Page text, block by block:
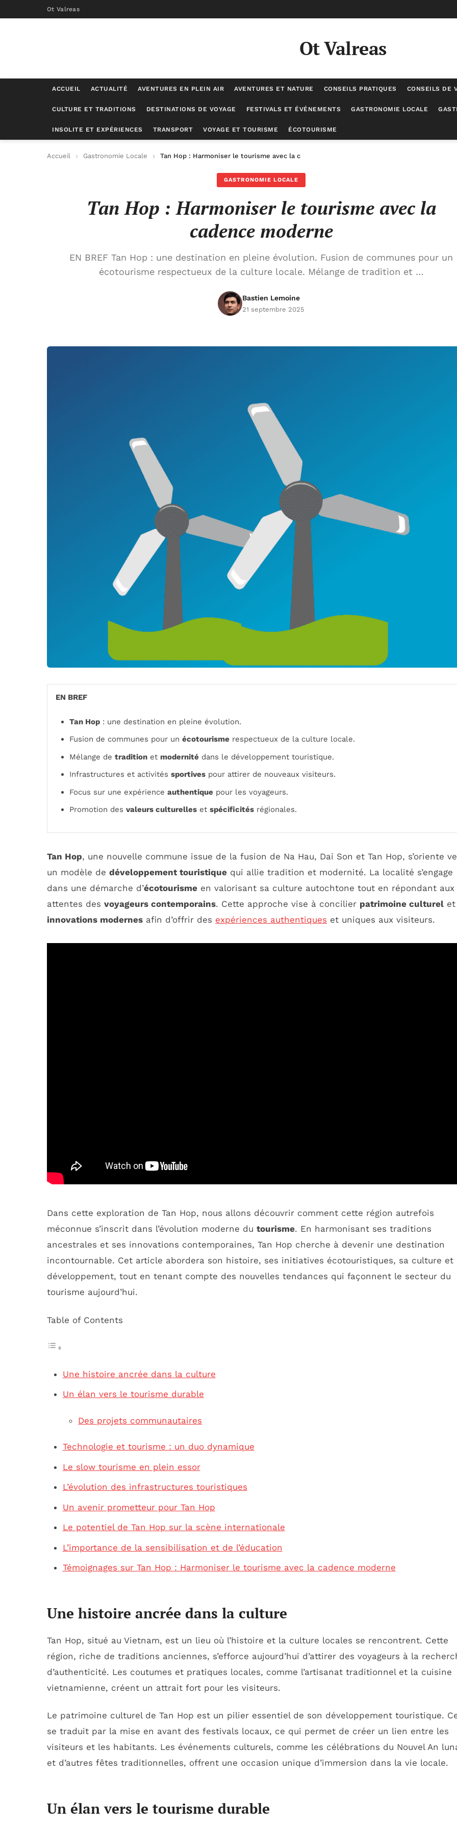
Ot Valreas
Ot Valreas
ACCUEIL ACTUALITÉ AVENTURES EN PLEIN AIR AVENTURES ET NATURE CONSEILS PRATIQUES CONSEILS DE
CULTURE ET TRADITIONS DESTINATIONS DE VOYAGE FESTIVALS ET ÉVÉNEMENTS GASTRONOMIE LOCALE
INSOLITE ET EXPÉRIENCES TRANSPORT VOYAGE ET TOURISME ÉCOTOURISME
Accueil Gastronomie Locale Tan Hop : Harmoniser le tourisme avec la cadence moderne
GASTRONOMIE LOCALE
Tan Hop : Harmoniser le tourisme avec la
cadence moderne
EN BREF Tan Hop : une destination en pleine évolution. Fusion de communes pour un
écotourisme respectueux de la culture locale. Mélange de tradition et …
Bastien Lemoine
21 septembre 2025
EN BREF
Tan Hop : une destination en pleine évolution.
Fusion de communes pour un écotourisme respectueux de la culture locale.
Mélange de tradition et modernité dans le développement touristique.
Infrastructures et activités sportives pour attirer de nouveaux visiteurs.
Focus sur une expérience authentique pour les voyageurs.
Promotion des valeurs culturelles et spécificités régionales.
Tan Hop, une nouvelle commune issue de la fusion de Na Hau, Dai Son et Tan Hop, s’oriente
un modèle de développement touristique qui allie tradition et modernité. La localité s’engage
dans une démarche d’écotourisme en valorisant sa culture autochtone tout en répondant aux
attentes des voyageurs contemporains. Cette approche vise à concilier patrimoine culturel et
innovations modernes afin d’offrir des expériences authentiques et uniques aux visiteurs.
Dans cette exploration de Tan Hop, nous allons découvrir comment cette région autrefois
méconnue s’inscrit dans l’évolution moderne du tourisme. En harmonisant ses traditions
ancestrales et ses innovations contemporaines, Tan Hop cherche à devenir une destination
incontournable. Cet article abordera son histoire, ses initiatives écotouristiques, sa culture et
développement, tout en tenant compte des nouvelles tendances qui façonnent le secteur du
tourisme aujourd’hui.
Table of Contents
Une histoire ancrée dans la culture
Un élan vers le tourisme durable
Des projets communautaires
Technologie et tourisme : un duo dynamique
Le slow tourisme en plein essor
L’évolution des infrastructures touristiques
Un avenir prometteur pour Tan Hop
Le potentiel de Tan Hop sur la scène internationale
L’importance de la sensibilisation et de l’éducation
Témoignages sur Tan Hop : Harmoniser le tourisme avec la cadence moderne
Une histoire ancrée dans la culture
Tan Hop, situé au Vietnam, est un lieu où l’histoire et la culture locales se rencontrent. Cette
région, riche de traditions anciennes, s’efforce aujourd’hui d’attirer des voyageurs à la
d’authenticité. Les coutumes et pratiques locales, comme l’artisanat traditionnel et la cuisine
vietnamienne, créent un attrait fort pour les visiteurs.
Le patrimoine culturel de Tan Hop est un pilier essentiel de son développement touristique.
se traduit par la mise en avant des festivals locaux, ce qui permet de créer un lien entre les
visiteurs et les habitants. Les événements culturels, comme les célébrations du Nouvel An
et d’autres fêtes traditionnelles, offrent une occasion unique d’immersion dans la vie locale.
Un élan vers le tourisme durable